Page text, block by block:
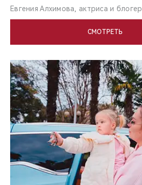
Евгения Алхимова, актриса и блогер
СМОТРЕТЬ